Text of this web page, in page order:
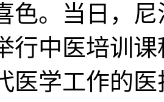
色。当日，
行中医培训
医学工作的